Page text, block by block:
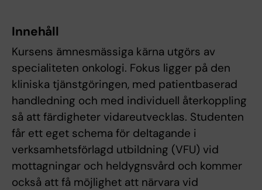
Innehåll
Kursens ämnesmässiga kärna utgörs av
specialiteten onkologi. Fokus ligger på den
kliniska tjänstgöringen, med patientbaserad
handledning och med individuell återkoppling
så att färdigheter vidareutvecklas. Studenten
får ett eget schema för deltagande i
verksamhetsförlagd utbildning (VFU) vid
mottagningar och heldygnsvård och kommer
också att få möjlighet att närvara vid